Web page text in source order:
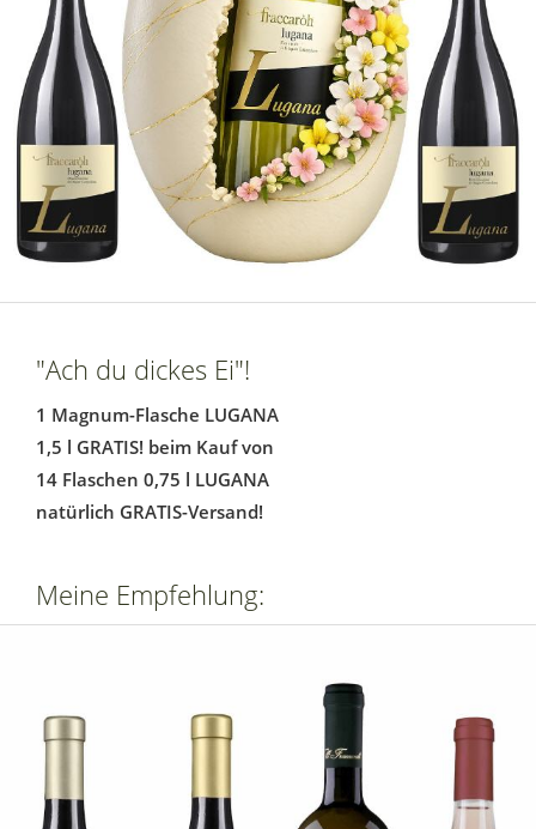
"Ach du dickes Ei"!
1 Magnum-Flasche LUGANA
1,5 l GRATIS! beim Kauf von
14 Flaschen 0,75 l LUGANA
natürlich GRATIS-Versand!
Meine Empfehlung: